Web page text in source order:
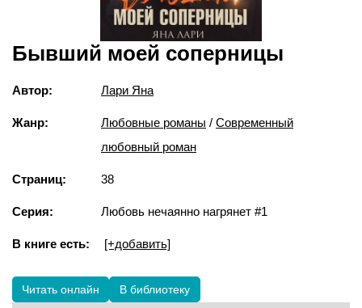
Бывший моей соперницы
Автор: Лари Яна
Жанр: Любовные романы / Современный
любовный роман
Страниц: 38
Серия: Любовь нечаянно нагрянет #1
В книге есть: [+добавить]
Читать онлайн В библиотеку